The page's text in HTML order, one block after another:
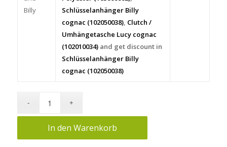
Billy
Schlüsselanhänger Billy
cognac (102050038), Clutch /
Umhängetasche Lucy cognac
(102010034)and get discount in
Schlüsselanhänger Billy
cognac (102050038)
In den Warenkorb